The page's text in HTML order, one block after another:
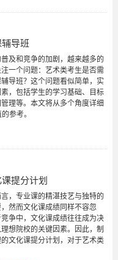
导班
及和竞争的加剧，越来越多的
一个问题：艺术类考生是否需
导班？这个问题看似简单，实
，包括学生的学习基础、目标
理等。本文将从多个角度详细
参考。
提分计划
，专业课的精湛技艺与独特的
然而文化课成绩同样不容忽
争中，文化课成绩往往成为决
想院校的关键因素。因此，制
文化课提分计划，对于艺术类